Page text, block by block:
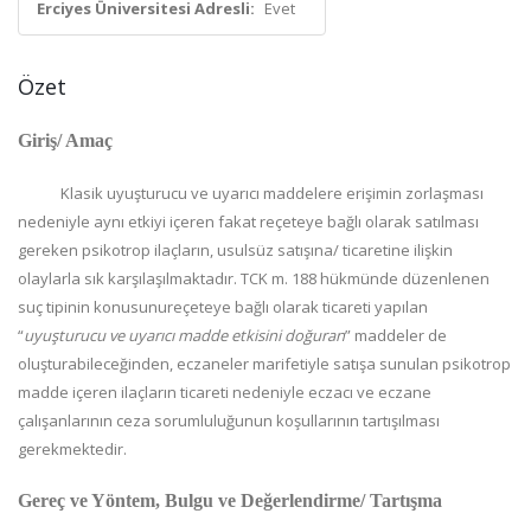
Erciyes Üniversitesi Adresli: Evet
Özet
Giriş/ Amaç
Klasik uyuşturucu ve uyarıcı maddelere erişimin zorlaşması
nedeniyle aynı etkiyi içeren fakat reçeteye bağlı olarak satılması
gereken psikotrop ilaçların, usulsüz satışına/ ticaretine ilişkin
olaylarla sık karşılaşılmaktadır. TCK m. 188 hükmünde düzenlenen
suç tipinin konusunureçeteye bağlı olarak ticareti yapılan
“uyuşturucu ve uyarıcı madde etkisini doğuran” maddeler de
oluşturabileceğinden, eczaneler marifetiyle satışa sunulan psikotrop
madde içeren ilaçların ticareti nedeniyle eczacı ve eczane
çalışanlarının ceza sorumluluğunun koşullarının tartışılması
gerekmektedir.
Gereç ve Yöntem, Bulgu ve Değerlendirme/ Tartışma